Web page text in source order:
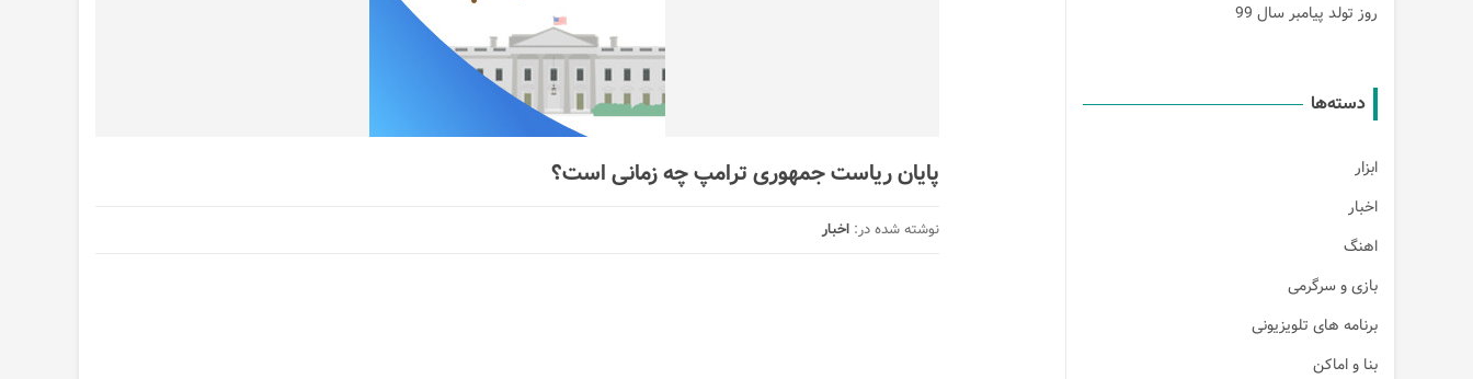
پایان ریاست جمهوری ترامپ چه زمانی است؟
نوشته شده در: اخبار
روز تولد پیامبر سال 99
دسته‌ها
ابزار
اخبار
اهنگ
بازی و سرگرمی
برنامه های تلویزیونی
بنا و اماکن